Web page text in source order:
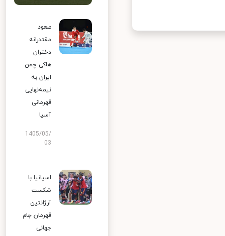
صعود
مقتدرانه
دختران
هاکی چمن
ایران به
نیمه‌نهایی
قهرمانی
آسیا
1405/05/
03
اسپانیا با
شکست
آرژانتین
قهرمان جام
جهانی